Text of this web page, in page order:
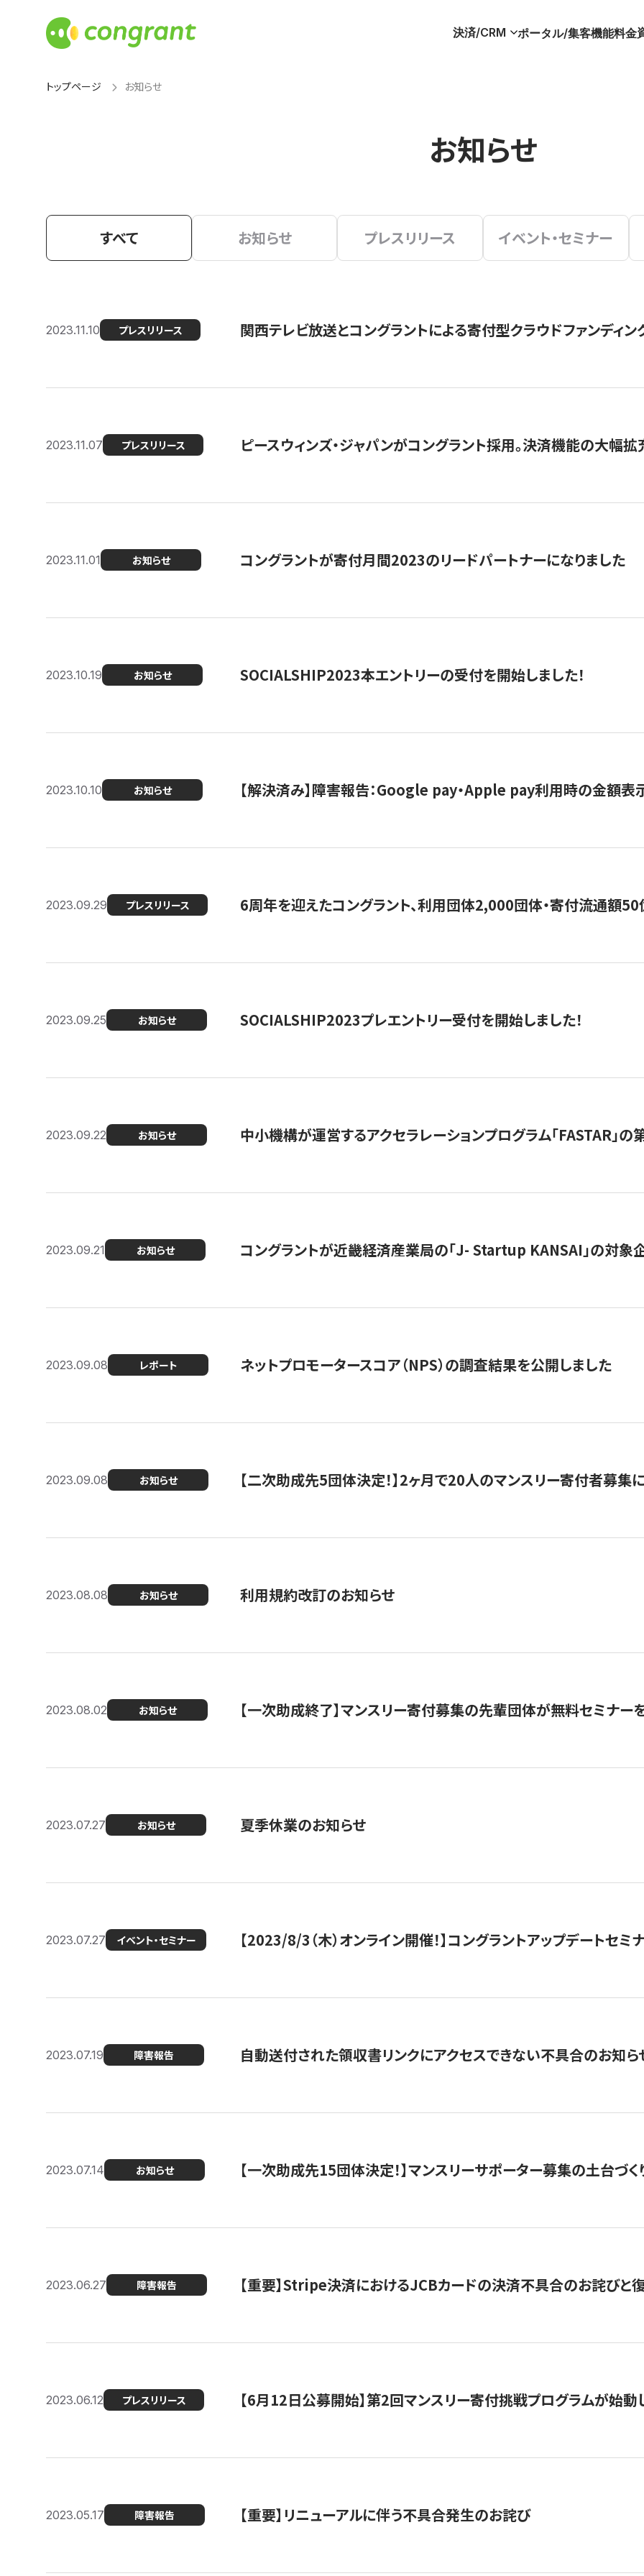
決済/CRM ポータル/集客機能料金
トップページ お知らせ
お知らせ
すべて お知らせ プレスリリース イベント・セミナー
2023.11.10 プレスリリース 関西テレビ放送とコングラントによる寄付型クラウドファンディ
2023.11.07 プレスリリース ピースウィンズ・ジャパンがコングラント採用。決済機能の大幅
2023.11.01 お知らせ コングラントが寄付月間2023のリードパートナーになりました
2023.10.19 お知らせ SOCIALSHIP2023本エントリーの受付を開始しました！
2023.10.10 お知らせ 【解決済み】障害報告：Google pay・Apple pay利用時の金額表
2023.09.29 プレスリリース 6周年を迎えたコングラント、利用団体2,000団体・寄付流通額50
2023.09.25 お知らせ SOCIALSHIP2023プレエントリー受付を開始しました！
2023.09.22 お知らせ 中小機構が運営するアクセラレーションプログラム「FASTAR」
2023.09.21 お知らせ コングラントが近畿経済産業局の「J- Startup KANSAI」の対象
2023.09.08 レポート ネットプロモータースコア（NPS）の調査結果を公開しました
2023.09.08 お知らせ 【二次助成先5団体決定！】2ヶ月で20人のマンスリー寄付者募集
2023.08.08 お知らせ 利用規約改訂のお知らせ
2023.08.02 お知らせ 【一次助成終了】マンスリー寄付募集の先輩団体が無料セミナー
2023.07.27 お知らせ 夏季休業のお知らせ
2023.07.27 イベント・セミナー 【2023/8/3（木）オンライン開催！】コングラントアップデートセ
2023.07.19 障害報告 自動送付された領収書リンクにアクセスできない不具合のお知ら
2023.07.14 お知らせ 【一次助成先15団体決定！】マンスリーサポーター募集の土台づ
2023.06.27 障害報告 【重要】Stripe決済におけるJCBカードの決済不具合のお詫びと
2023.06.12 プレスリリース 【6月12日公募開始】第2回マンスリー寄付挑戦プログラムが始動
2023.05.17 障害報告 【重要】リニューアルに伴う不具合発生のお詫び